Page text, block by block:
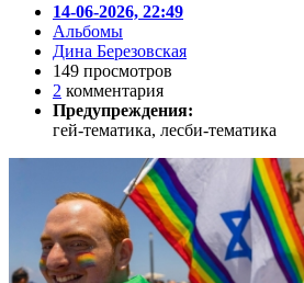
14-06-2026, 22:49
Альбомы
Дина Березовская
149 просмотров
2 комментария
Предупреждения:
гей-тематика, лесби-тематика